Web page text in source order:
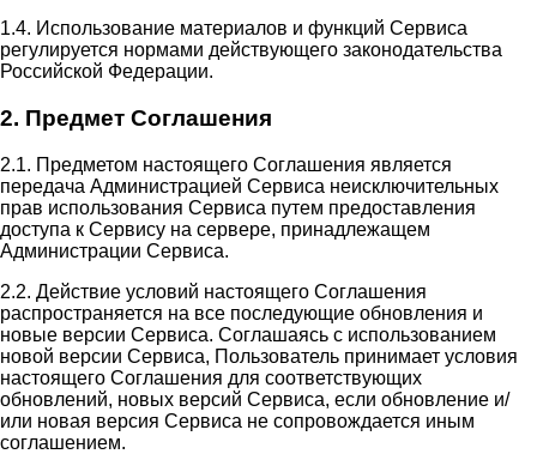
1.4. Использование материалов и функций Сервиса
регулируется нормами действующего законодательства
Российской Федерации.
2. Предмет Соглашения
2.1. Предметом настоящего Соглашения является
передача Администрацией Сервиса неисключительных
прав использования Сервиса путем предоставления
доступа к Сервису на сервере, принадлежащем
Администрации Сервиса.
2.2. Действие условий настоящего Соглашения
распространяется на все последующие обновления и
новые версии Сервиса. Соглашаясь с использованием
новой версии Сервиса, Пользователь принимает условия
настоящего Соглашения для соответствующих
обновлений, новых версий Сервиса, если обновление и/
или новая версия Сервиса не сопровождается иным
соглашением.